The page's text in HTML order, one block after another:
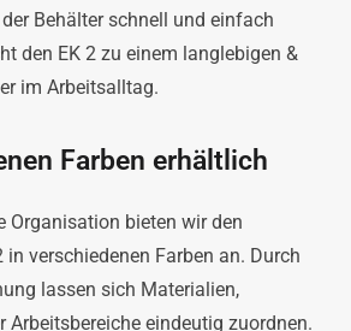
Behälter schnell und einfach
den EK 2 zu einem langlebigen &
im Arbeitsalltag.
Farben erhältlich
Organisation bieten wir den
in verschiedenen Farben an. Durch
lassen sich Materialien,
Arbeitsbereiche eindeutig zuordnen.